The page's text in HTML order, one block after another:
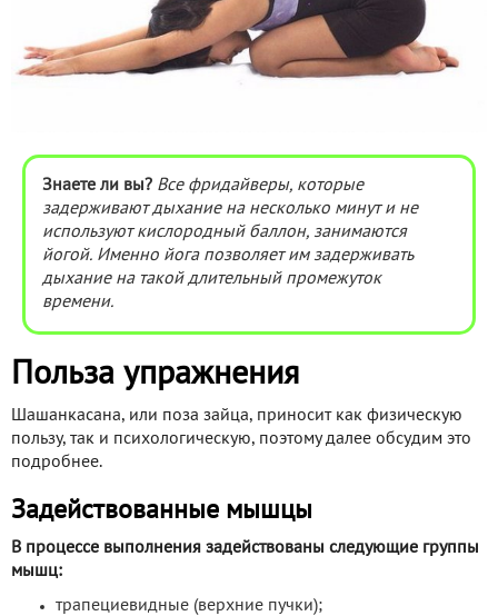
Знаете ли вы? Все фридайверы, которые
задерживают дыхание на несколько минут и не
используют кислородный баллон, занимаются
йогой. Именно йога позволяет им задерживать
дыхание на такой длительный промежуток
времени.
Польза упражнения
Шашанкасана, или поза зайца, приносит как физическую
пользу, так и психологическую, поэтому далее обсудим это
подробнее.
Задействованные мышцы
В процессе выполнения задействованы следующие группы
мышц:
трапециевидные (верхние пучки);